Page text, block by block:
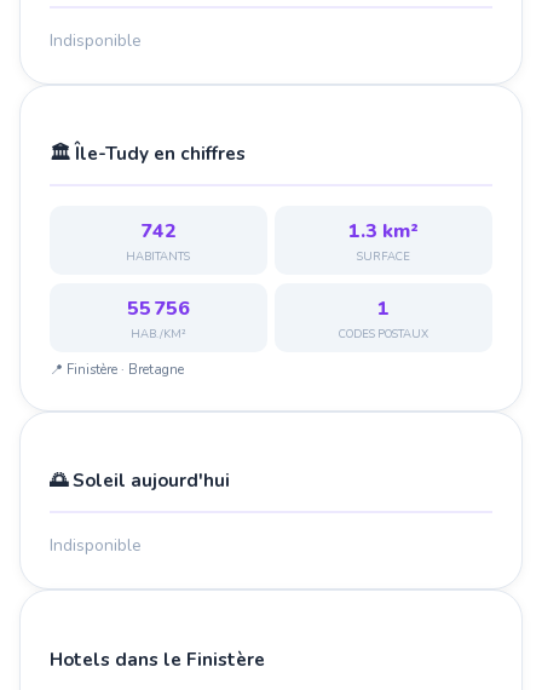
Indisponible
🏛️ Île-Tudy en chiffres
742
HABITANTS
1.3 km²
SURFACE
55 756
HAB./KM²
1
CODES POSTAUX
📍 Finistère · Bretagne
🌅 Soleil aujourd'hui
Indisponible
Hotels dans le Finistère